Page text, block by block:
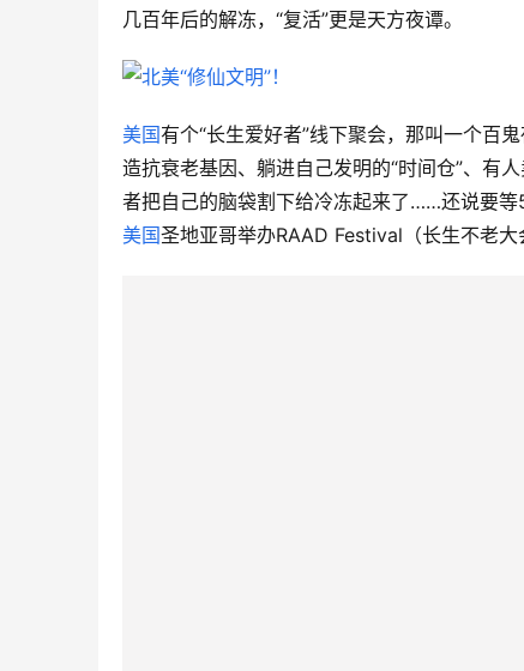
几百年后的解冻，“复活”更是天方夜谭。
美国有个“长生爱好者”线下聚会，那叫一个百
造抗衰老基因、躺进自己发明的“时间仓”、有
者把自己的脑袋割下给冷冻起来了……还说要等
美国圣地亚哥举办RAAD Festival（长生不老